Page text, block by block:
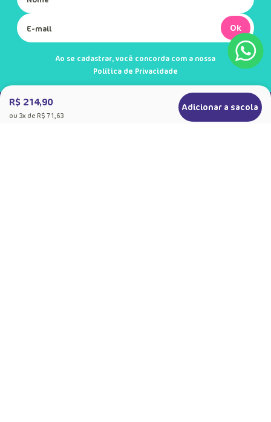
R$ 214,90
ou 3x de R$ 71,63
Adicionar a sacola
Ok
Ao se cadastrar, você concorda com a nossa
Política de Privacidade